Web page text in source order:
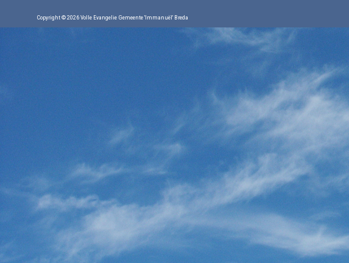
Copyright © 2026 Volle Evangelie Gemeente 'Immanuël' Breda